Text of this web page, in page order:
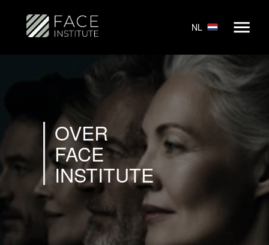
NL
OVER
FACE
INSTITUTE